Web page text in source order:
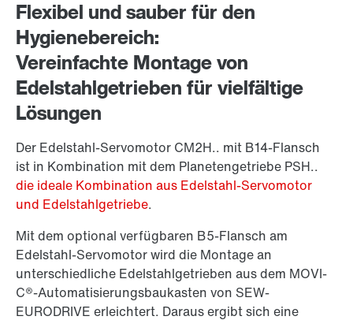
Flexibel und sauber für den
Hygienebereich:
Vereinfachte Montage von
Edelstahlgetrieben für vielfältige
Lösungen
Der Edelstahl-Servomotor CM2H.. mit B14-Flansch
ist in Kombination mit dem Planetengetriebe PSH..
die ideale Kombination aus Edelstahl-Servomotor
und Edelstahlgetriebe.
Mit dem optional verfügbaren B5-Flansch am
Edelstahl-Servomotor wird die Montage an
unterschiedliche Edelstahlgetrieben aus dem MOVI-
C®-Automatisierungsbaukasten von SEW-
EURODRIVE erleichtert. Daraus ergibt sich eine